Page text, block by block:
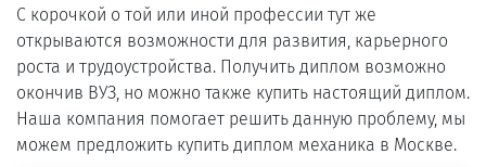
С корочкой о той или иной профессии тут же
открываются возможности для развития, карьерного
роста и трудоустройства. Получить диплом возможно
окончив ВУЗ, но можно также купить настоящий диплом.
Наша компания помогает решить данную проблему, мы
можем предложить купить диплом механика в Москве.